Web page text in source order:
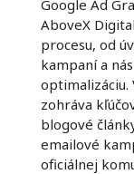
Google Ad
AboveX
procesu, od
kampaní a
zohráva
blogové
emailové
oficiálnej